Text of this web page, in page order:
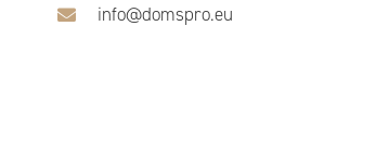
info@domspro.eu